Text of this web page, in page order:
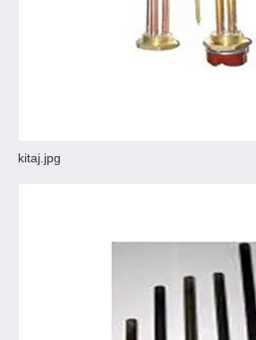
kitaj.jpg